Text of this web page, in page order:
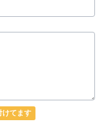
けてます